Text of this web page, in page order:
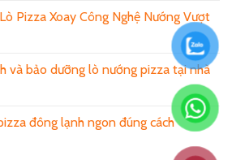
Pizza Xoay Công Nghệ Nướng Vượt
và bảo dưỡng lò nướng pizza tại nhà
đông lạnh ngon đúng cách